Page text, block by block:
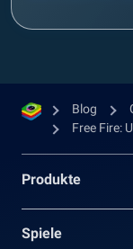
Blog
Free Fire:
Produkte
Spiele